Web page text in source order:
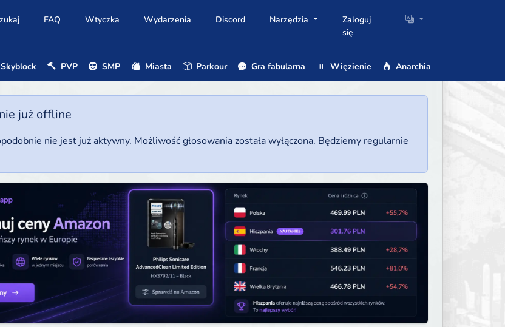
FAQ Wtyczka Wydarzenia Discord Narzędzia
Zaloguj
się
Skyblock PVP SMP Miasta Parkour Gra fabularna Więzienie Anarchia
już offline
nie jest już aktywny. Możliwość głosowania została wyłączona. Będziemy regularnie